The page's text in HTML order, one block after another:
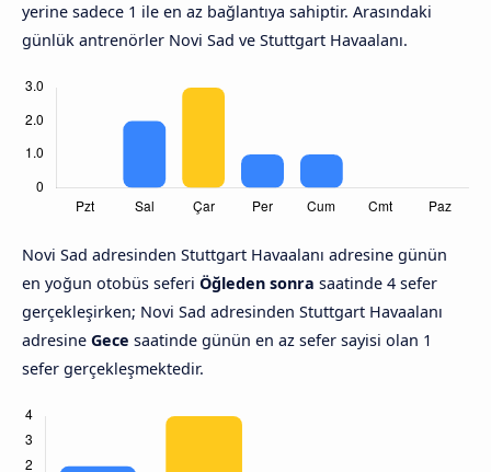
yerine sadece 1 ile en az bağlantıya sahiptir. Arasındaki
günlük antrenörler Novi Sad ve Stuttgart Havaalanı.
Novi Sad adresinden Stuttgart Havaalanı adresine günün
en yoğun otobüs seferi Öğleden sonra saatinde 4 sefer
gerçekleşirken; Novi Sad adresinden Stuttgart Havaalanı
adresine Gece saatinde günün en az sefer sayisi olan 1
sefer gerçekleşmektedir.